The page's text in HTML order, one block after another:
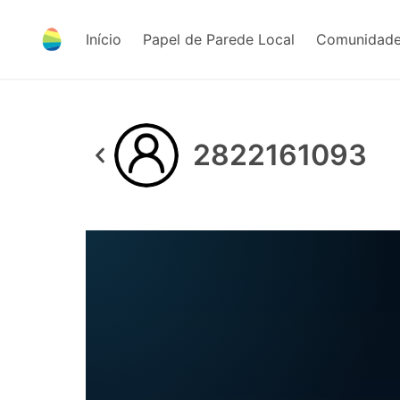
Início Papel de Parede Local
2822161093